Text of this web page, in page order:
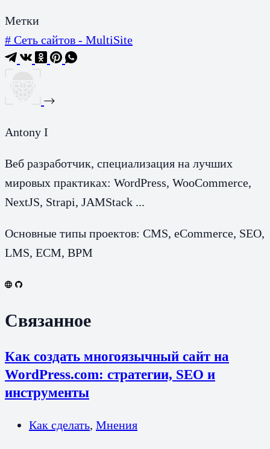
Метки
# Сеть сайтов - MultiSite
Antony I
Веб разработчик, специализация на лучших
мировых практиках: WordPress, WooCommerce,
NextJS, Strapi, JAMStack ...
Основные типы проектов: CMS, eCommerce, SEO,
LMS, ECM, BPM
Связанное
Как создать многоязычный сайт на
WordPress.com: стратегии, SEO и
инструменты
Как сделать, Мнения